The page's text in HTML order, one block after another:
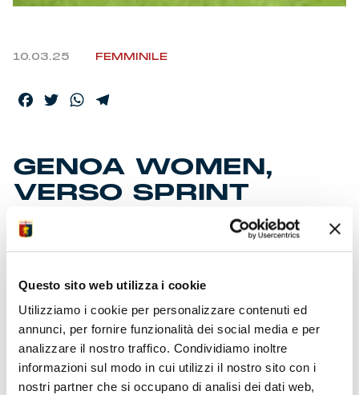
Questo sito web utilizza i cookie
Utilizziamo i cookie per personalizzare contenuti ed
annunci, per fornire funzionalità dei social media e per
analizzare il nostro traffico. Condividiamo inoltre
informazioni sul modo in cui utilizzi il nostro sito con i
nostri partner che si occupano di analisi dei dati web,
10.03.25 FEMMINILE
Facebook
TwitterWhatsApp
GENOA WOMEN,
VERSO SPRINT
FINALE
• A segno nella ripresa Cuschieri, Cinotti e Massa
• Le Grifonesse riallungano sulla quarta in classifica
• Il tecnico Fossati: “Ci voleva una vittoria così”
• Importante apporto di tutta la rosa per rotazioni
• Miglior attacco del campionato con 54 gol fatti
• Nel prossimo turno visita alla capolista Ternana